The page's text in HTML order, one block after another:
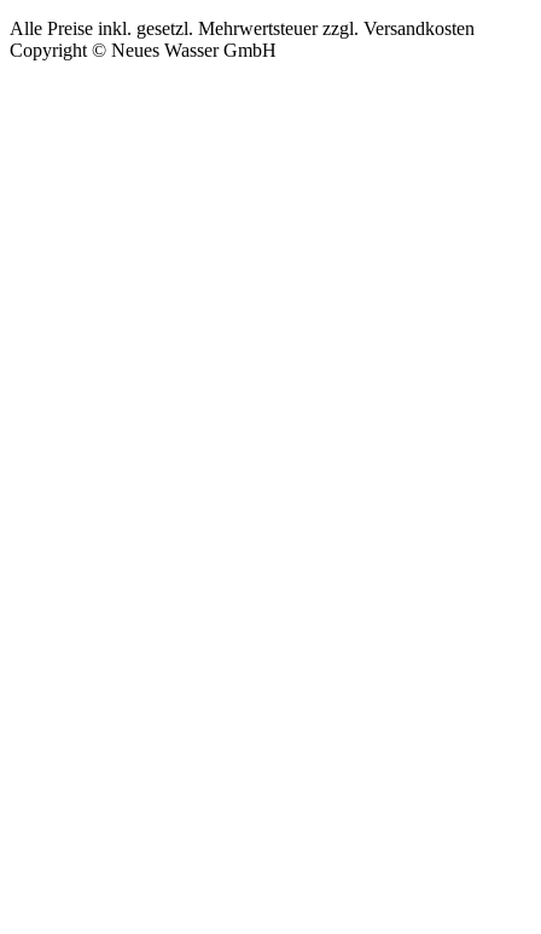
Alle Preise inkl. gesetzl. Mehrwertsteuer zzgl. Versandkosten
Copyright © Neues Wasser GmbH